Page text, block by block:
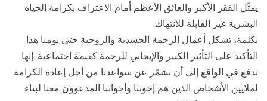
يمثّل الفقر الأكبر والعائق الأعظم أمام الاعتراف بكرامة الحياة
البشرية غير القابلة للانتهاك.
بكلمة، تشكل أعمال الرحمة الجسدية والروحية حتى يومنا هذا
التأكيد على التأثير الكبير والإيجابي للرحمة كقيمة اجتماعية. إنها
تدفع في الواقع إلى أن نشمّر عن سواعدنا من أجل إعادة الكرامة
لملايين الأشخاص الذين هم إخوتنا وأخواتنا المدعوون معنا لبناء